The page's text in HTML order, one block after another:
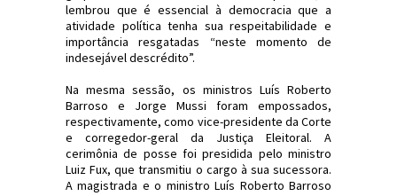
lembrou que é essencial à democracia que a
atividade política tenha sua respeitabilidade e
importância resgatadas “neste momento de
indesejável descrédito”.
Na mesma sessão, os ministros Luís Roberto
Barroso e Jorge Mussi foram empossados,
respectivamente, como vice-presidente da Corte
e corregedor-geral da Justiça Eleitoral. A
cerimônia de posse foi presidida pelo ministro
Luiz Fux, que transmitiu o cargo à sua sucessora.
A magistrada e o ministro Luís Roberto Barroso